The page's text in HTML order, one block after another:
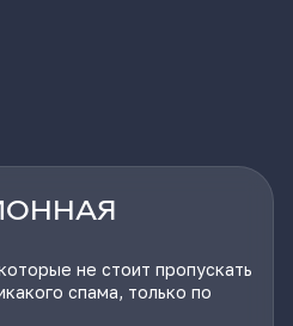
не стоит пропускать
спама, только по